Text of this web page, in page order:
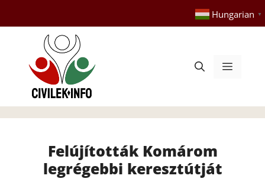
tartalomba
Hungarian ▼
Menü
Felújították Komárom
legrégebbi keresztútját